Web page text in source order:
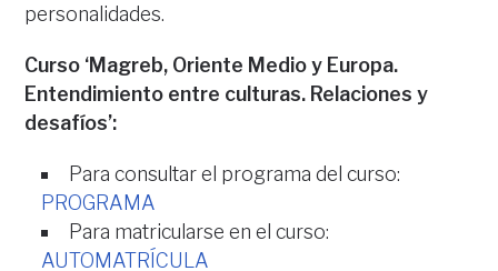
personalidades.
Curso ‘Magreb, Oriente Medio y Europa.
Entendimiento entre culturas. Relaciones y
desafíos’:
Para consultar el programa del curso:
PROGRAMA
Para matricularse en el curso:
AUTOMATRÍCULA